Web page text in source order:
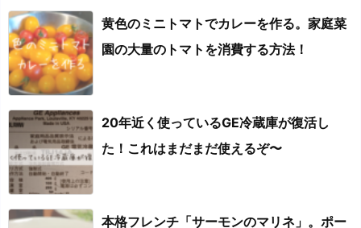
黄色のミニトマトでカレーを作る。家庭菜
園の大量のトマトを消費する方法！
20年近く使っているGE冷蔵庫が復活し
た！これはまだまだ使えるぞ〜
本格フレンチ「サーモンのマリネ」。ポー